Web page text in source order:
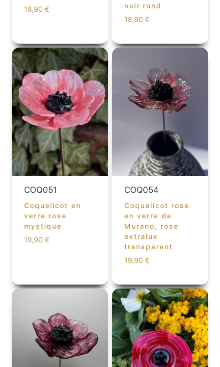
18,90 €
noir rond
18,90 €
COQ051
Coquelicot en
verre rose
mystique
19,90 €
COQ054
Coquelicot rose
en verre de
Murano, rose
extralux
transparent
19,90 €